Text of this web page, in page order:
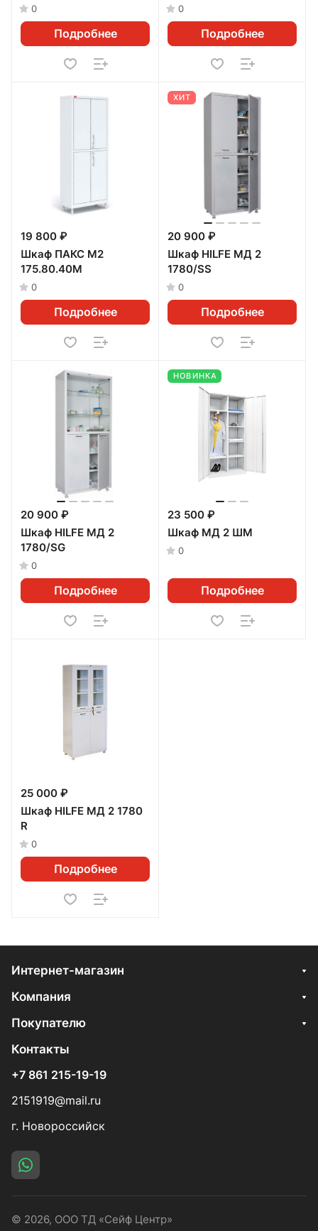
0
Подробнее
0
Подробнее
19 800 ₽
Шкаф ПАКС М2
175.80.40М
0
Подробнее
ХИТ
20 900 ₽
Шкаф HILFE МД 2
1780/SS
0
Подробнее
20 900 ₽
Шкаф HILFE МД 2
1780/SG
0
Подробнее
НОВИНКА
23 500 ₽
Шкаф МД 2 ШМ
0
Подробнее
25 000 ₽
Шкаф HILFE МД 2 1780
R
0
Подробнее
Интернет-магазин
Компания
Покупателю
Контакты
+7 861 215-19-19
2151919@mail.ru
г. Новороссийск
© 2026, ООО ТД «Сейф Центр»